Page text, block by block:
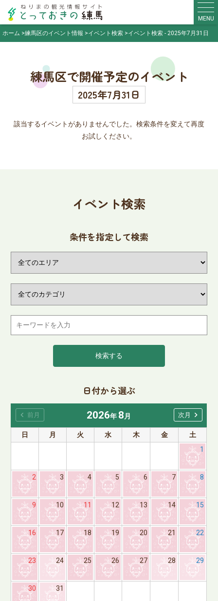
MENU
ホーム
練馬区のイベント情報 イベント検索 イベント検索 - 2025年7月31日
練馬区で開催予定のイベント
2025年7月31日
該当するイベントがありませんでした。検索条件を変えて再度
お試しください。
イベント検索
日付から選ぶ
2026年8月
日
月 火 水 木 金
土
1
2 3 4 5 6 7 8
9 10 11 12 13 14 15
16 17 18 19 20 21 22
23 24 25 26 27 28 29
30 31
chevron_left 前月 次月 chevron_right
条件を指定して検索
検索する